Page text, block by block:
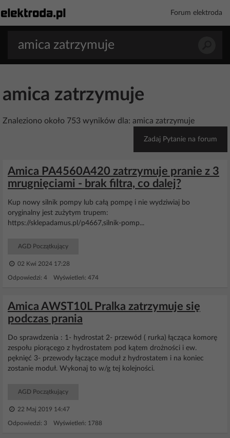
Forum elektroda
amica zatrzymuje
Znaleziono około 753 wyników dla: amica zatrzymuje
Zadaj Pytanie na forum
Amica PA4560A420 zatrzymuje pranie z 3
mrugnięciami - brak filtra, co dalej?
Kup nowy silnik pompy lub całą pompę i nie wydziwiaj bo
oryginalny jest zużytym trupem:
https://sklepadamus.pl/p4667,silnik-pomp...
AGD Początkujący
02 Kwi 2024 17:28
Odpowiedzi: 4 Wyświetleń: 474
Amica AWST10L Pralka zatrzymuje się
podczas prania
Do sprawdzenia : 1- hydrostat 2- przewód ( rurka) łącząca komorę
zespołu piorącego z hydrostatem pod kątem drożności i ew.
pęknięć 3- przewody łączące moduł z hydrostatem i na koniec
zostanie moduł. Wykonaj to w/g tej kolejności.
AGD Początkujący
22 Maj 2019 14:47
Odpowiedzi: 3 Wyświetleń: 1788